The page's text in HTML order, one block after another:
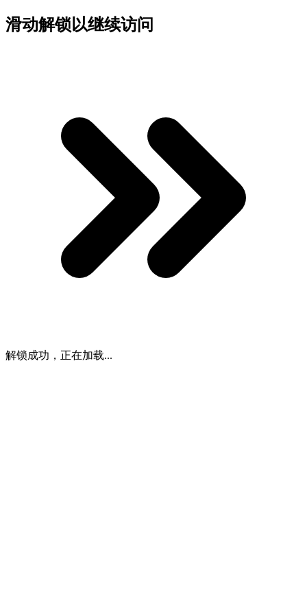
滑动解锁以继续访问
解锁成功，正在加载...